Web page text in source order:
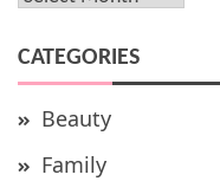
CATEGORIES
Beauty
Family